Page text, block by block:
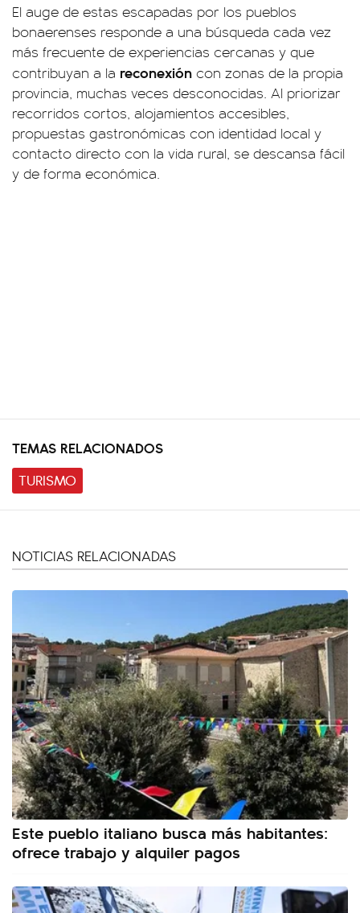
El auge de estas escapadas por los pueblos
bonaerenses responde a una búsqueda cada vez
más frecuente de experiencias cercanas y que
contribuyan a la reconexión con zonas de la propia
provincia, muchas veces desconocidas. Al priorizar
recorridos cortos, alojamientos accesibles,
propuestas gastronómicas con identidad local y
contacto directo con la vida rural, se descansa fácil
y de forma económica.
TEMAS RELACIONADOS
TURISMO
NOTICIAS RELACIONADAS
Este pueblo italiano busca más habitantes:
ofrece trabajo y alquiler pagos